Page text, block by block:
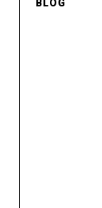
BLOG